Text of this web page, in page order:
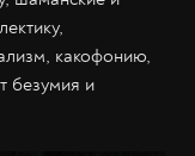
какофонию,
безумия и